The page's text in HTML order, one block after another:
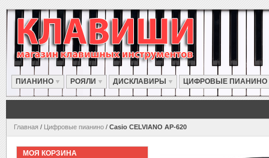
ПИАНИНО РОЯЛИ ДИСКЛАВИРЫ ЦИФРОВЫЕ ПИАНИНО
Главная / Цифровые пианино / Casio CELVIANO AP-620
МОЯ КОРЗИНА